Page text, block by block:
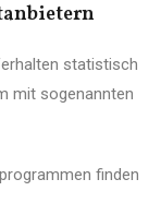
statistisch
mit sogenannten
finden